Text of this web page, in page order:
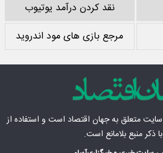
نقد کردن درآمد یوتیوب
مرجع بازی های مود اندروید
متعلق بهجهان اقتصاد است و استفاده از
ذکر منبع بلامانع است.